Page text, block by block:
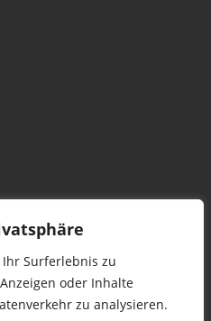
Surferlebnis zu
oder Inhalte
zu analysieren.